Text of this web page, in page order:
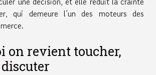
qui demeure l’un des moteurs des
on revient toucher,
discuter